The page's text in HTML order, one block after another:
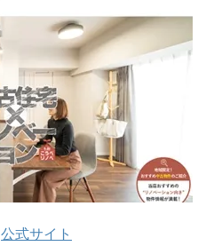
公式サイト